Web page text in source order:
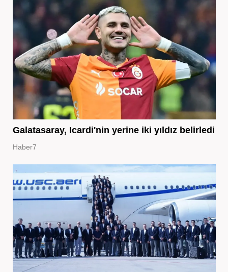
Galatasaray, Icardi'nin yerine iki yıldız belirledi
Haber7